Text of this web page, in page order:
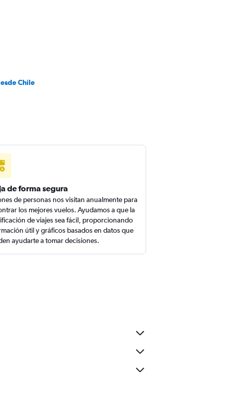
Chile
de forma segura
de personas nos visitan anualmente para
los mejores vuelos. Ayudamos a que la
de viajes sea fácil, proporcionando
útil y gráficos basados en datos que
ayudarte a tomar decisiones.